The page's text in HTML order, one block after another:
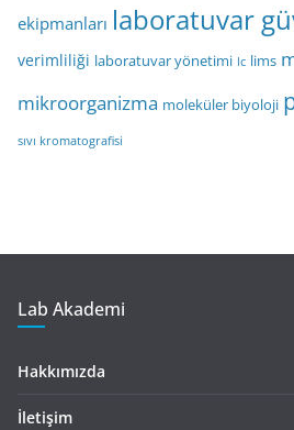
ekipmanları laboratuvar
verimliliği laboratuvar yönetimi lc lims
mikroorganizma moleküler biyoloji
sıvı kromatografisi
Lab Akademi
Hakkımızda
İletişim